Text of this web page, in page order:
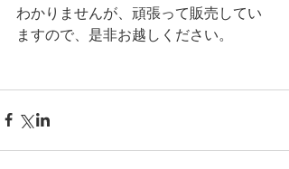
わかりませんが、頑張って販売してい
ますので、是非お越しください。